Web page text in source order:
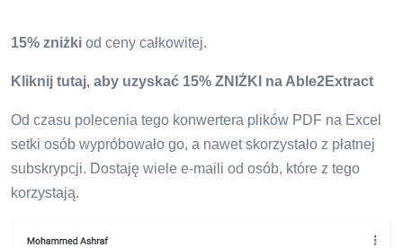
15% zniżki od ceny całkowitej.
Kliknij tutaj, aby uzyskać 15% ZNIŻKI na Able2Extract
Od czasu polecenia tego konwertera plików PDF na Excel
setki osób wypróbowało go, a nawet skorzystało z płatnej
subskrypcji. Dostaję wiele e-maili od osób, które z tego
korzystają.